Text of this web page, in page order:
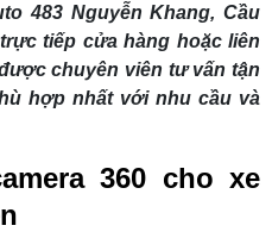
483 Nguyễn Khang, Cầu
tiếp cửa hàng hoặc liên
chuyên viên tư vấn tận
hợp nhất với nhu cầu và
360 cho xe